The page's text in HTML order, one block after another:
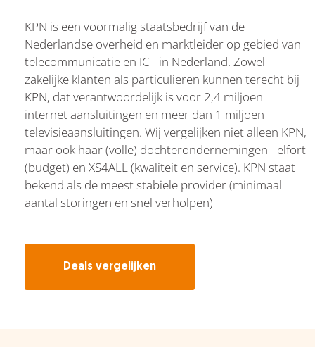
KPN is een voormalig staatsbedrijf van de
Nederlandse overheid en marktleider op gebied van
telecommunicatie en ICT in Nederland. Zowel
zakelijke klanten als particulieren kunnen terecht bij
KPN, dat verantwoordelijk is voor 2,4 miljoen
internet aansluitingen en meer dan 1 miljoen
televisieaansluitingen. Wij vergelijken niet alleen KPN,
maar ook haar (volle) dochterondernemingen Telfort
(budget) en XS4ALL (kwaliteit en service). KPN staat
bekend als de meest stabiele provider (minimaal
aantal storingen en snel verholpen)
Deals vergelijken